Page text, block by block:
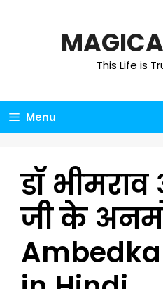
This Life is
Menu
डॉ
जी के